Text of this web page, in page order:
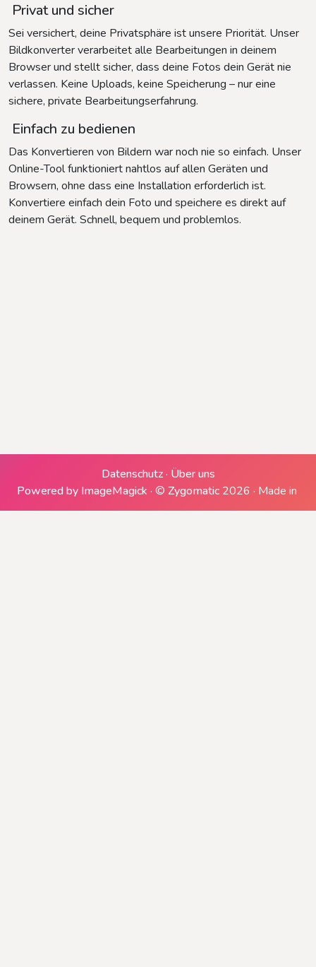
Privat und sicher
Sei versichert, deine Privatsphäre ist unsere Priorität. Unser
Bildkonverter verarbeitet alle Bearbeitungen in deinem
Browser und stellt sicher, dass deine Fotos dein Gerät nie
verlassen. Keine Uploads, keine Speicherung – nur eine
sichere, private Bearbeitungserfahrung.
Einfach zu bedienen
Das Konvertieren von Bildern war noch nie so einfach. Unser
Online-Tool funktioniert nahtlos auf allen Geräten und
Browsern, ohne dass eine Installation erforderlich ist.
Konvertiere einfach dein Foto und speichere es direkt auf
deinem Gerät. Schnell, bequem und problemlos.
Datenschutz· Über uns
Powered by ImageMagick · © Zygomatic2026 · Made in
Downloads generieren
Erzeugen einer ZIP-Datei
Herunterladen